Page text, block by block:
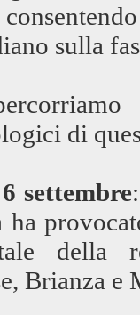
sulla
di
settembre
ha
della
Brianza e